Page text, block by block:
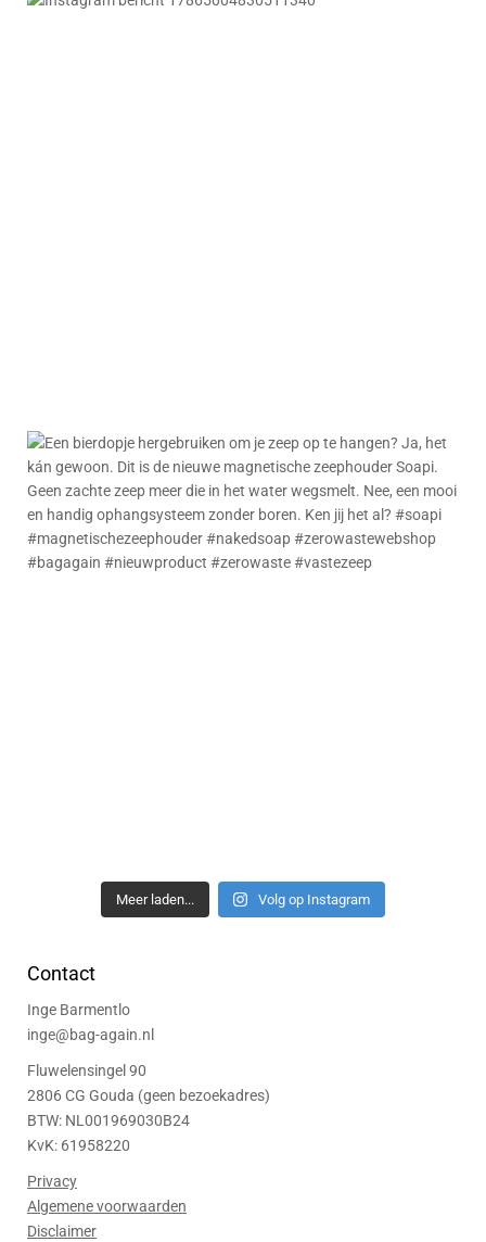
Meer laden... Volg op Instagram
Contact
Inge Barmentlo
inge@bag-again.nl
Fluwelensingel 90
2806 CG Gouda (geen bezoekadres)
BTW: NL001969030B24
KvK: 61958220
Privacy
Algemene voorwaarden
Disclaimer